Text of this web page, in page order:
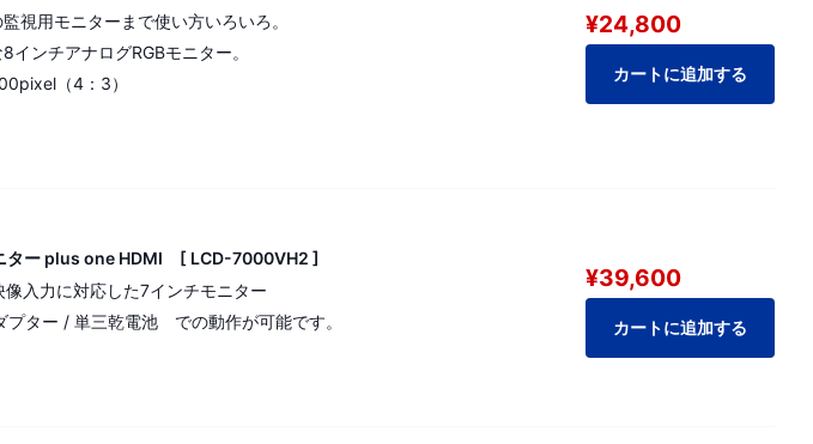
視用モニターまで使い方いろいろ。
インチアナログRGBモニター。
（4：3）
¥24,800
カートに追加する
ター plus one HDMI [ LCD-7000VH2 ]
入力に対応した7インチモニター
プター / 単三乾電池 での動作が可能です。
¥39,600
カートに追加する